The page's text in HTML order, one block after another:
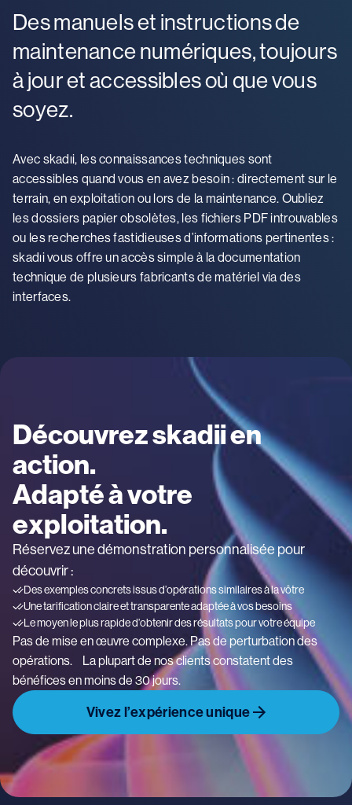
Des manuels et instructions de
maintenance numériques, toujours
à jour et accessibles où que vous
soyez.
Avec skadıi, les connaissances techniques sont
accessibles quand vous en avez besoin : directement sur le
terrain, en exploitation ou lors de la maintenance. Oubliez
les dossiers papier obsolètes, les fichiers PDF introuvables
ou les recherches fastidieuses d’informations pertinentes :
skadıi vous offre un accès simple à la documentation
technique de plusieurs fabricants de matériel via des
interfaces.
Découvrez skadii en
action.
Adapté à votre
exploitation.
Réservez une démonstration personnalisée pour
découvrir :
Des exemples concrets issus d’opérations similaires à la vôtre
Une tarification claire et transparente adaptée à vos besoins
Le moyen le plus rapide d’obtenir des résultats pour votre équipe
Pas de mise en œuvre complexe. Pas de perturbation des
opérations. La plupart de nos clients constatent des
bénéfices en moins de 30 jours.
Vivez l’expérience unique